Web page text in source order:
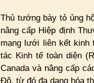
Thủ tướng bày tỏ ủng
nâng cấp Hiệp định
mạng lưới liên kết kinh
tác Kinh tế toàn diện
Canada và nâng cấp
Độ, từ đó đa dạng hóa